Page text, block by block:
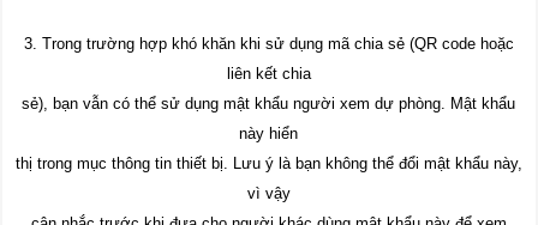
3. Trong trường hợp khó khăn khi sử dụng mã chia sẻ (QR code hoặc
liên kết chia
sẻ), bạn vẫn có thể sử dụng mật khẩu người xem dự phòng. Mật khẩu
này hiển
thị trong mục thông tin thiết bị. Lưu ý là bạn không thể đổi mật khẩu này,
vì vậy